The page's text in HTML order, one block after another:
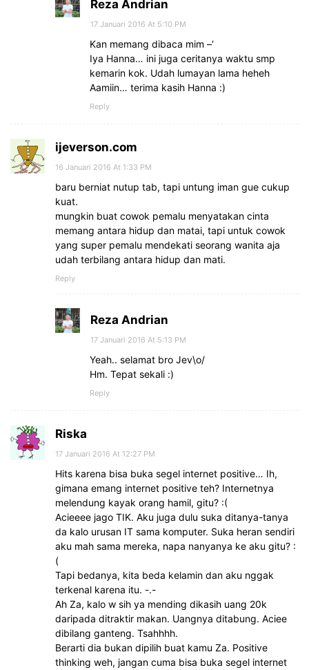
Reza Andrian
17 Januari 2016 At 5:10 PM
Kan memang dibaca mim –‘
Iya Hanna… ini juga ceritanya waktu smp
kemarin kok. Udah lumayan lama heheh
Aamiin… terima kasih Hanna :)
Reply
ijeverson.com
16 Januari 2016 At 1:33 PM
baru berniat nutup tab, tapi untung iman gue cukup
kuat.
mungkin buat cowok pemalu menyatakan cinta
memang antara hidup dan matai, tapi untuk cowok
yang super pemalu mendekati seorang wanita aja
udah terbilang antara hidup dan mati.
Reply
Reza Andrian
17 Januari 2016 At 5:13 PM
Yeah.. selamat bro Jev\o/
Hm. Tepat sekali :)
Reply
Riska
17 Januari 2016 At 12:27 PM
Hits karena bisa buka segel internet positive… Ih,
gimana emang internet positive teh? Internetnya
melendung kayak orang hamil, gitu? :(
Acieeee jago TIK. Aku juga dulu suka ditanya-tanya
da kalo urusan IT sama komputer. Suka heran sendiri
aku mah sama mereka, napa nanyanya ke aku gitu? :
(
Tapi bedanya, kita beda kelamin dan aku nggak
terkenal karena itu. -.-
Ah Za, kalo w sih ya mending dikasih uang 20k
daripada ditraktir makan. Uangnya ditabung. Aciee
dibilang ganteng. Tsahhhh.
Berarti dia bukan dipilih buat kamu Za. Positive
thinking weh, jangan cuma bisa buka segel internet